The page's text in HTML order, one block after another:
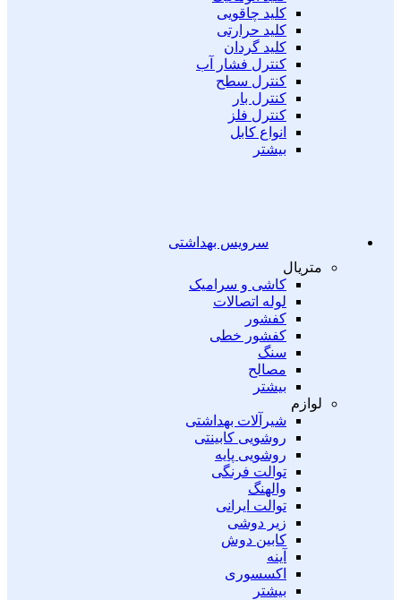
کلید چاقویی
کلید حرارتی
کلید گردان
کنترل فشار آب
کنترل سطح
کنترل بار
کنترل فلز
انواع کابل
بیشتر
سرویس بهداشتی
متریال
کاشی و سرامیک
لوله اتصالات
کفشور
کفشور خطی
سنگ
مصالح
بیشتر
لوازم
شیرآلات بهداشتی
روشویی کابینتی
روشویی پایه
توالت فرنگی
والهنگ
توالت ایرانی
زیر دوشی
کابین دوش
آینه
اکسسوری
بیشتر